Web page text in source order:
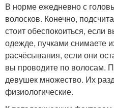
В норме ежедневно с
волосков. Конечно,
стоит обеспокоиться, если
одежде, пучками снимаете
расчёсывания, если они
вы проводите по волосам.
девушек множество. Их
физиологические.